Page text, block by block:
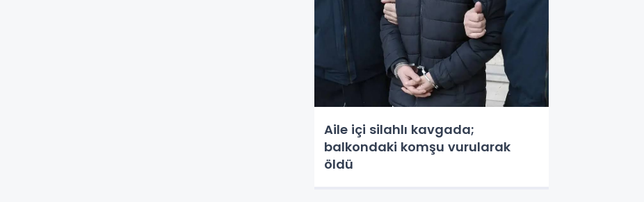
Aile içi silahlı kavgada;
balkondaki komşu vurularak
öldü